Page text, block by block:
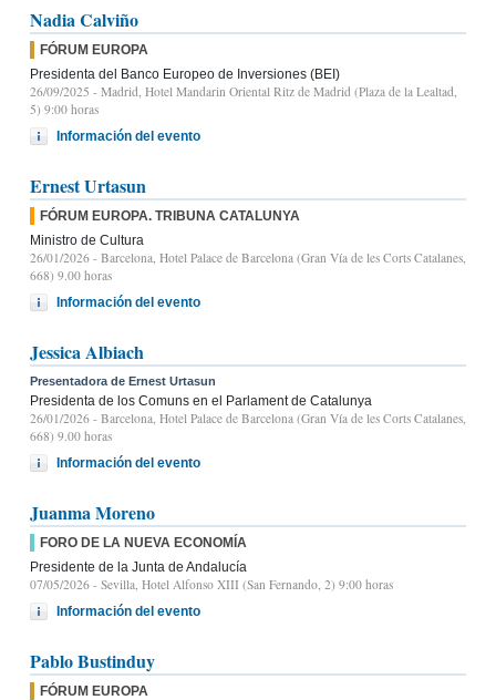
Nadia Calviño
FÓRUM EUROPA
Presidenta del Banco Europeo de Inversiones (BEI)
26/09/2025 - Madrid, Hotel Mandarin Oriental Ritz de Madrid (Plaza de la Lealtad,
5) 9:00 horas
Información del evento
Ernest Urtasun
FÓRUM EUROPA. TRIBUNA CATALUNYA
Ministro de Cultura
26/01/2026 - Barcelona, Hotel Palace de Barcelona (Gran Vía de les Corts Catalanes,
668) 9.00 horas
Información del evento
Jessica Albiach
Presentadora de Ernest Urtasun
Presidenta de los Comuns en el Parlament de Catalunya
26/01/2026 - Barcelona, Hotel Palace de Barcelona (Gran Vía de les Corts Catalanes,
668) 9.00 horas
Información del evento
Juanma Moreno
FORO DE LA NUEVA ECONOMÍA
Presidente de la Junta de Andalucía
07/05/2026 - Sevilla, Hotel Alfonso XIII (San Fernando, 2) 9:00 horas
Información del evento
Pablo Bustinduy
FÓRUM EUROPA